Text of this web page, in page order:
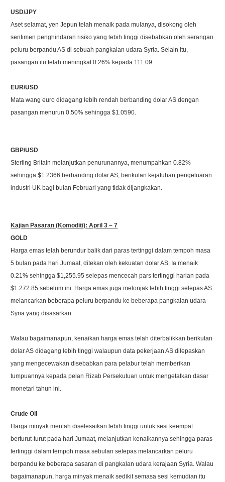
USD/JPY
Aset selamat, yen Jepun telah menaik pada mulanya, disokong oleh
sentimen penghindaran risiko yang lebih tinggi disebabkan oleh serangan
peluru berpandu AS di sebuah pangkalan udara Syria. Selain itu,
pasangan itu telah meningkat 0.26% kepada 111.09.
EUR/USD
Mata wang euro didagang lebih rendah berbanding dolar AS dengan
pasangan menurun 0.50% sehingga $1.0590.
GBP/USD
Sterling Britain melanjutkan penurunannya, menumpahkan 0.82%
sehingga $1.2366 berbanding dolar AS, berikutan kejatuhan pengeluaran
industri UK bagi bulan Februari yang tidak dijangkakan.
Kajian Pasaran (Komoditi): April 3 – 7
GOLD
Harga emas telah berundur balik dari paras tertinggi dalam tempoh masa
5 bulan pada hari Jumaat, ditekan oleh kekuatan dolar AS. Ia menaik
0.21% sehingga $1,255.95 selepas mencecah pars tertinggi harian pada
$1.272.85 sebelum ini. Harga emas juga melonjak lebih tinggi selepas AS
melancarkan beberapa peluru berpandu ke beberapa pangkalan udara
Syria yang disasarkan.
Walau bagaimanapun, kenaikan harga emas telah diterbalikkan berikutan
dolar AS didagang lebih tinggi walaupun data pekerjaan AS dilepaskan
yang mengecewakan disebabkan para pelabur telah memberikan
tumpuannya kepada pelan Rizab Persekutuan untuk mengetatkan dasar
monetari tahun ini.
Crude Oil
Harga minyak mentah diselesaikan lebih tinggi untuk sesi keempat
berturut-turut pada hari Jumaat, melanjutkan kenaikannya sehingga paras
tertinggi dalam tempoh masa sebulan selepas melancarkan peluru
berpandu ke beberapa sasaran di pangkalan udara kerajaan Syria. Walau
bagaimanapun, harga minyak menaik sedikit semasa sesi kemudian itu